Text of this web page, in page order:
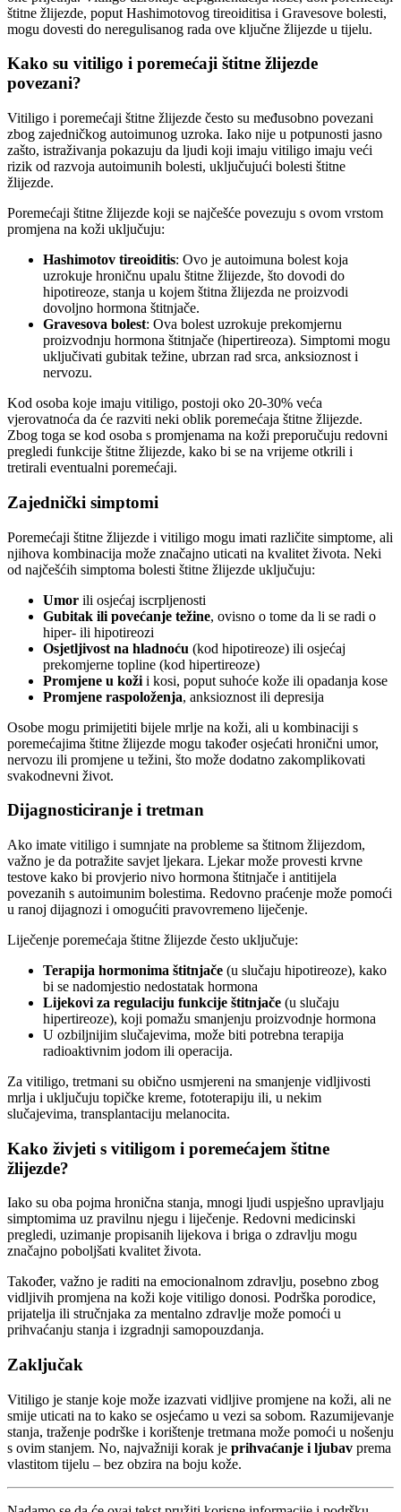
štitne žlijezde, poput Hashimotovog tireoiditisa i Gravesove bolesti,
mogu dovesti do neregulisanog rada ove ključne žlijezde u tijelu.
Kako su vitiligo i poremećaji štitne žlijezde
povezani?
Vitiligo i poremećaji štitne žlijezde često su međusobno povezani
zbog zajedničkog autoimunog uzroka. Iako nije u potpunosti jasno
zašto, istraživanja pokazuju da ljudi koji imaju vitiligo imaju veći
rizik od razvoja autoimunih bolesti, uključujući bolesti štitne
žlijezde.
Poremećaji štitne žlijezde koji se najčešće povezuju s ovom vrstom
promjena na koži uključuju:
Hashimotov tireoiditis: Ovo je autoimuna bolest koja
uzrokuje hroničnu upalu štitne žlijezde, što dovodi do
hipotireoze, stanja u kojem štitna žlijezda ne proizvodi
dovoljno hormona štitnjače.
Gravesova bolest: Ova bolest uzrokuje prekomjernu
proizvodnju hormona štitnjače (hipertireoza). Simptomi mogu
uključivati gubitak težine, ubrzan rad srca, anksioznost i
nervozu.
Kod osoba koje imaju vitiligo, postoji oko 20-30% veća
vjerovatnoća da će razviti neki oblik poremećaja štitne žlijezde.
Zbog toga se kod osoba s promjenama na koži preporučuju redovni
pregledi funkcije štitne žlijezde, kako bi se na vrijeme otkrili i
tretirali eventualni poremećaji.
Zajednički simptomi
Poremećaji štitne žlijezde i vitiligo mogu imati različite simptome, ali
njihova kombinacija može značajno uticati na kvalitet života. Neki
od najčešćih simptoma bolesti štitne žlijezde uključuju:
Umor ili osjećaj iscrpljenosti
Gubitak ili povećanje težine, ovisno o tome da li se radi o
hiper- ili hipotireozi
Osjetljivost na hladnoću (kod hipotireoze) ili osjećaj
prekomjerne topline (kod hipertireoze)
Promjene u koži i kosi, poput suhoće kože ili opadanja kose
Promjene raspoloženja, anksioznost ili depresija
Osobe mogu primijetiti bijele mrlje na koži, ali u kombinaciji s
poremećajima štitne žlijezde mogu također osjećati hronični umor,
nervozu ili promjene u težini, što može dodatno zakomplikovati
svakodnevni život.
Dijagnosticiranje i tretman
Ako imate vitiligo i sumnjate na probleme sa štitnom žlijezdom,
važno je da potražite savjet ljekara. Ljekar može provesti krvne
testove kako bi provjerio nivo hormona štitnjače i antitijela
povezanih s autoimunim bolestima. Redovno praćenje može pomoći
u ranoj dijagnozi i omogućiti pravovremeno liječenje.
Liječenje poremećaja štitne žlijezde često uključuje:
Terapija hormonima štitnjače (u slučaju hipotireoze), kako
bi se nadomjestio nedostatak hormona
Lijekovi za regulaciju funkcije štitnjače (u slučaju
hipertireoze), koji pomažu smanjenju proizvodnje hormona
U ozbiljnijim slučajevima, može biti potrebna terapija
radioaktivnim jodom ili operacija.
Za vitiligo, tretmani su obično usmjereni na smanjenje vidljivosti
mrlja i uključuju topičke kreme, fototerapiju ili, u nekim
slučajevima, transplantaciju melanocita.
Kako živjeti s vitiligom i poremećajem štitne
žlijezde?
Iako su oba pojma hronična stanja, mnogi ljudi uspješno upravljaju
simptomima uz pravilnu njegu i liječenje. Redovni medicinski
pregledi, uzimanje propisanih lijekova i briga o zdravlju mogu
značajno poboljšati kvalitet života.
Također, važno je raditi na emocionalnom zdravlju, posebno zbog
vidljivih promjena na koži koje vitiligo donosi. Podrška porodice,
prijatelja ili stručnjaka za mentalno zdravlje može pomoći u
prihvaćanju stanja i izgradnji samopouzdanja.
Zaključak
Vitiligo je stanje koje može izazvati vidljive promjene na koži, ali ne
smije uticati na to kako se osjećamo u vezi sa sobom. Razumijevanje
stanja, traženje podrške i korištenje tretmana može pomoći u nošenju
s ovim stanjem. No, najvažniji korak je prihvaćanje i ljubav prema
vlastitom tijelu – bez obzira na boju kože.